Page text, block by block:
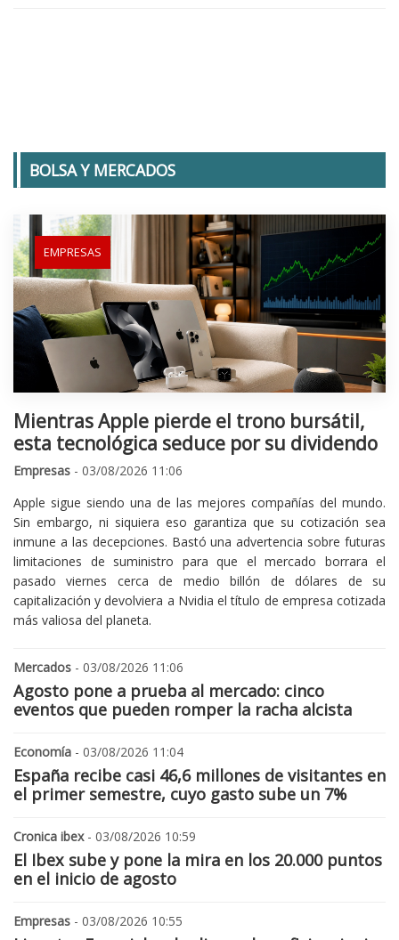
BOLSA Y MERCADOS
EMPRESAS
Mientras Apple pierde el trono bursátil,
esta tecnológica seduce por su dividendo
Empresas - 03/08/2026 11:06
Apple sigue siendo una de las mejores compañías del mundo.
Sin embargo, ni siquiera eso garantiza que su cotización sea
inmune a las decepciones. Bastó una advertencia sobre futuras
limitaciones de suministro para que el mercado borrara el
pasado viernes cerca de medio billón de dólares de su
capitalización y devolviera a Nvidia el título de empresa cotizada
más valiosa del planeta.
Mercados - 03/08/2026 11:06
Agosto pone a prueba al mercado: cinco
eventos que pueden romper la racha alcista
Economía - 03/08/2026 11:04
España recibe casi 46,6 millones de visitantes en
el primer semestre, cuyo gasto sube un 7%
Cronica ibex- 03/08/2026 10:59
El Ibex sube y pone la mira en los 20.000 puntos
en el inicio de agosto
Empresas - 03/08/2026 10:55